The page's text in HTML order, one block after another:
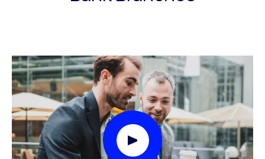
Play Video Modal